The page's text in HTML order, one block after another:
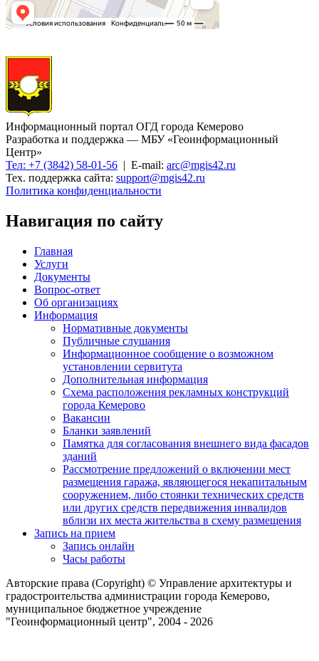
Информационный портал ОГД города Кемерово
Разработка и поддержка — МБУ «Геоинформационный
Центр»
Тел: +7 (3842) 58-01-56 | E-mail: arc@mgis42.ru
Тех. поддержка сайта: support@mgis42.ru
Политика конфиденциальности
Навигация по сайту
Главная
Услуги
Документы
Вопрос-ответ
Об организациях
Информация
Нормативные документы
Публичные слушания
Информационное сообщение о возможном
установлении сервитута
Дополнительная информация
Схема расположения рекламных конструкций
города Кемерово
Вакансии
Бланки заявлений
Памятка для согласования внешнего вида фасадов
зданий
Рассмотрение предложений о включении мест
размещения гаража, являющегося некапитальным
сооружением, либо стоянки технических средств
или других средств передвижения инвалидов
вблизи их места жительства в схему размещения
Запись на прием
Запись онлайн
Часы работы
Авторские права (Copyright) © Управление архитектуры и
градостроительства администрации города Кемерово,
муниципальное бюджетное учреждение
"Геоинформационный центр", 2004 - 2026